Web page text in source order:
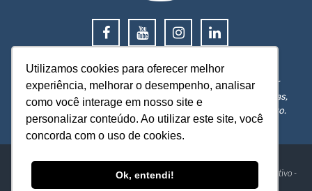
Utilizamos cookies para oferecer melhor
experiência, melhorar o desempenho, analisar
como você interage em nosso site e
personalizar conteúdo. Ao utilizar este site, você
concorda com o uso de cookies.
Ok, entendi!
0800 777 9737
O IEL MT está a sua disposição, pronto para esclarecer
dúvidas, receber reclamações, sugestões e firmar parcerias,
visando sempre oferecer melhores serviços e atendimento.
IEL - Instituto Euvaldo Lodi Núcleo de Mato Grosso
Av. Historiador Rubens de Mendonça, 4193 - Centro Político Administrativo -